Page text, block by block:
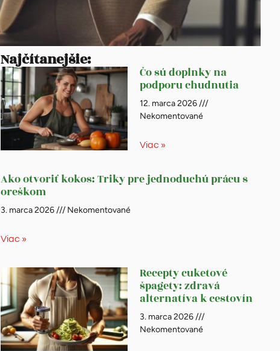
Najčítanejšie:
Čo sú doplnky na
podporu chudnutia
12. marca 2026
Nekomentované
Viac »
Ako otvoriť kokos: Triky pre jednoduchú prácu s
oreškom
3. marca 2026 Nekomentované
Viac »
Recepty cuketové
špagety: zdravá
alternatíva k cestovín
3. marca 2026
Nekomentované